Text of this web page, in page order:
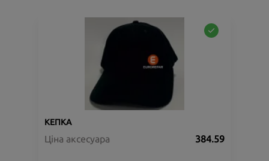
КЕПКА
Ціна аксесуара 384.59